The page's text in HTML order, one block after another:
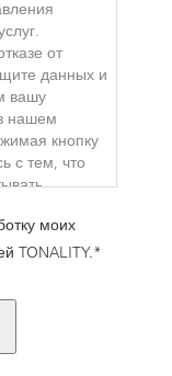
от
данных и
вашу
нашем
кнопку
с тем, что
моих
TONALITY.*